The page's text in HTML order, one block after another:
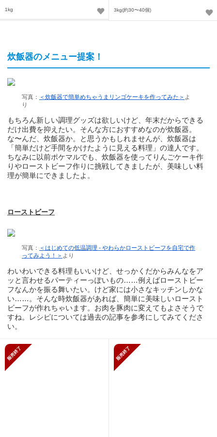
1kg 3kg(約30〜40個)
炊飯器のメニュー提案！
写真： ＜炊飯器で簡単めちゃうまリンゴケーキを作ってみた＞ よ
り
もちろん新しい調理グッズは欲しいけど、年末だからできる
だけ出費を抑えたい。そんな方におすすめなのが炊飯器。
な〜んだ、炊飯器か。と思うかもしれませんが、炊飯器は
「簡単だけど手間をかけたように見える料理」の達人です。
ちなみに以前ポケマルでも、炊飯器を使ってりんごケーキ作
りやローストビーフ作りに挑戦してきましたが、美味しい料
理が簡単にできましたよ。
ローストビーフ
写真： ＜はじめての低温調理 - やわらかローストビーフを自宅で作
ってみよう！＞ より
わいわいできる料理もいいけど、せっかくだからみんなをア
ッと言わせるパーティーっぽいもの……例えばローストビー
フなんかを振る舞いたい。けど家には小さなキッチンしかな
い……。そんな時炊飯器があれば、簡単に美味しいロースト
ビーフが作れちゃいます。お肉を豚肉に変えてもよさそうで
すね。レシピについては過去の記事を参考にしてみてくださ
い。